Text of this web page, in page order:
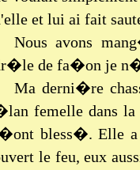
et lui ai fait
Nous avons
de fa�on je
Ma derni�re
femelle dans la
bless�. Elle a
le feu, eux